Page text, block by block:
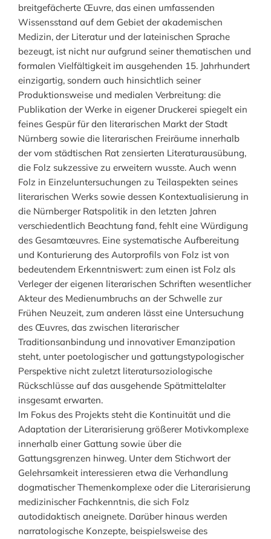
breitgefächerte Œuvre, das einen umfassenden
Wissensstand auf dem Gebiet der akademischen
Medizin, der Literatur und der lateinischen Sprache
bezeugt, ist nicht nur aufgrund seiner thematischen und
formalen Vielfältigkeit im ausgehenden 15. Jahrhundert
einzigartig, sondern auch hinsichtlich seiner
Produktionsweise und medialen Verbreitung: die
Publikation der Werke in eigener Druckerei spiegelt ein
feines Gespür für den literarischen Markt der Stadt
Nürnberg sowie die literarischen Freiräume innerhalb
der vom städtischen Rat zensierten Literaturausübung,
die Folz sukzessive zu erweitern wusste. Auch wenn
Folz in Einzeluntersuchungen zu Teilaspekten seines
literarischen Werks sowie dessen Kontextualisierung in
die Nürnberger Ratspolitik in den letzten Jahren
verschiedentlich Beachtung fand, fehlt eine Würdigung
des Gesamtœuvres. Eine systematische Aufbereitung
und Konturierung des Autorprofils von Folz ist von
bedeutendem Erkenntniswert: zum einen ist Folz als
Verleger der eigenen literarischen Schriften wesentlicher
Akteur des Medienumbruchs an der Schwelle zur
Frühen Neuzeit, zum anderen lässt eine Untersuchung
des Œuvres, das zwischen literarischer
Traditionsanbindung und innovativer Emanzipation
steht, unter poetologischer und gattungstypologischer
Perspektive nicht zuletzt literatursoziologische
Rückschlüsse auf das ausgehende Spätmittelalter
insgesamt erwarten.
Im Fokus des Projekts steht die Kontinuität und die
Adaptation der Literarisierung größerer Motivkomplexe
innerhalb einer Gattung sowie über die
Gattungsgrenzen hinweg. Unter dem Stichwort der
Gelehrsamkeit interessieren etwa die Verhandlung
dogmatischer Themenkomplexe oder die Literarisierung
medizinischer Fachkenntnis, die sich Folz
autodidaktisch aneignete. Darüber hinaus werden
narratologische Konzepte, beispielsweise des